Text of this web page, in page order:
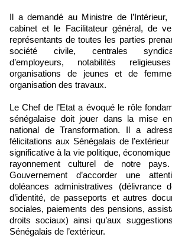
Il a demandé au Ministre de
cabinet et le Facilitateur général, de
représentants de toutes les parties
société civile, centrales
d’employeurs, notabilités
organisations de jeunes et de
organisation des travaux.
Le Chef de l’Etat a évoqué le rôle
sénégalaise doit jouer dans la mise
national de Transformation. Il a
félicitations aux Sénégalais de
significative à la vie politique,
rayonnement culturel de notre
Gouvernement d’accorder une
doléances administratives (délivrance
d’identité, de passeports et autres
sociales, paiements des pensions,
droits sociaux) ainsi qu’aux
Sénégalais de l’extérieur.